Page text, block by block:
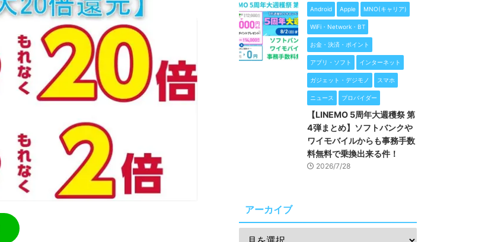
Android Apple MNO(キャリア)
WiFi・Network・BT
お金・決済・ポイント
アプリ・ソフト インターネット
ガジェット・デジモノ スマホ
ニュース プロバイダー
【LINEMO 5周年大週穫祭 第
4弾まとめ】ソフトバンクや
ワイモバイルからも事務手数
料無料で乗換出来る件！
2026/7/28
アーカイブ